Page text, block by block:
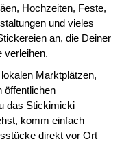
Hochzeiten, Feste,
und vieles
an, die Deiner
verleihen.
Marktplätzen,
öffentlichen
das Stickimicki
komm einfach
direkt vor Ort